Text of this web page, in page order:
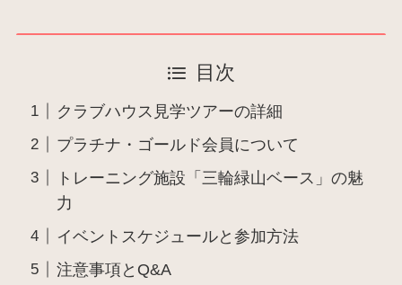
目次
クラブハウス見学ツアーの詳細
プラチナ・ゴールド会員について
トレーニング施設「三輪緑山ベース」の魅
力
イベントスケジュールと参加方法
注意事項とQ&A